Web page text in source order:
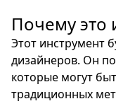
Почему это
Этот инструмент
дизайнеров. Он
которые могут
традиционных